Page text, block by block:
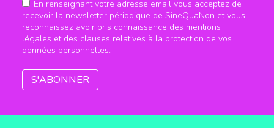
En renseignant votre adresse email vous acceptez de
recevoir la newsletter périodique de SineQuaNon et vous
reconnaissez avoir pris connaissance des mentions
légales et des clauses relatives à la protection de vos
données personnelles.